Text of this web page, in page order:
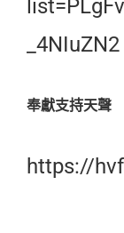
_4NIuZN2
奉獻支持天聲
https://